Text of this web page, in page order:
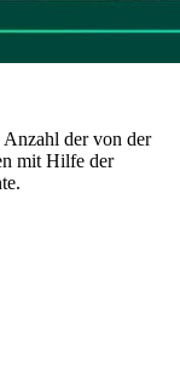
der von der
mit Hilfe der